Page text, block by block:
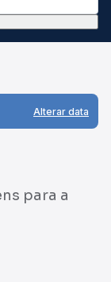
Alterar data
para a